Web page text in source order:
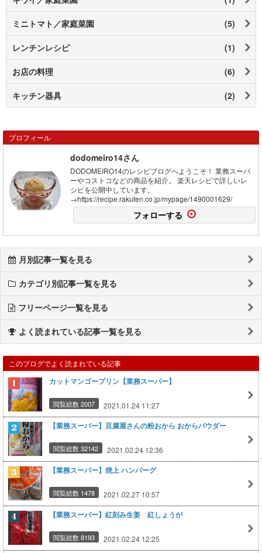
ミニトマト／家庭菜園 (5)
レンチンレシピ (1)
お店の料理 (6)
キッチン器具 (2)
プロフィール
dodomeiro14さん
DODOMEIRO14のレシピブログへようこそ！ 業務スーパ
ーやコストコなどの商品を紹介。 楽天レシピで詳しいレ
シピを公開中しています。
→https://recipe.rakuten.co.jp/mypage/1490001629/
フォローする
月別記事一覧を見る
カテゴリ別記事一覧を見る
フリーページ一覧を見る
よく読まれている記事一覧を見る
このブログでよく読まれている記事
カットマンゴープリン【業務スーパー】
閲覧総数 2007 2021.01.24 11:27
【業務スーパー】豆腐屋さんの粉おから おからパウダー
閲覧総数 32142 2021.02.24 12:36
【業務スーパー】焼上 ハンバーグ
閲覧総数 1478 2021.02.27 10:57
【業務スーパー】紅刻み生姜 紅しょうが
閲覧総数 8193 2021.02.24 12:25